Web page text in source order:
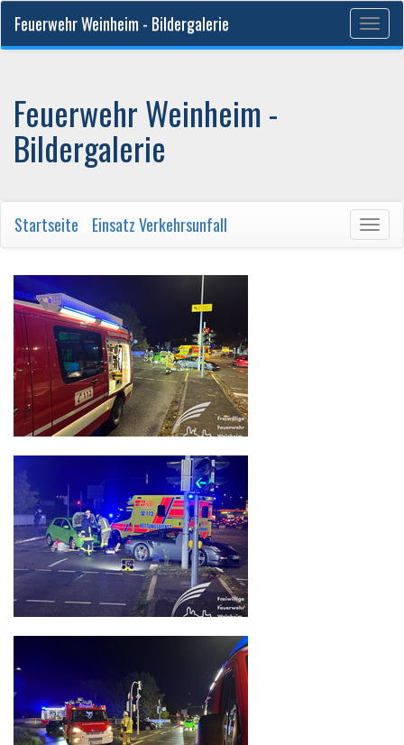
Feuerwehr Weinheim - Bildergalerie
Feuerwehr Weinheim -
Bildergalerie
Startseite Einsatz Verkehrsunfall